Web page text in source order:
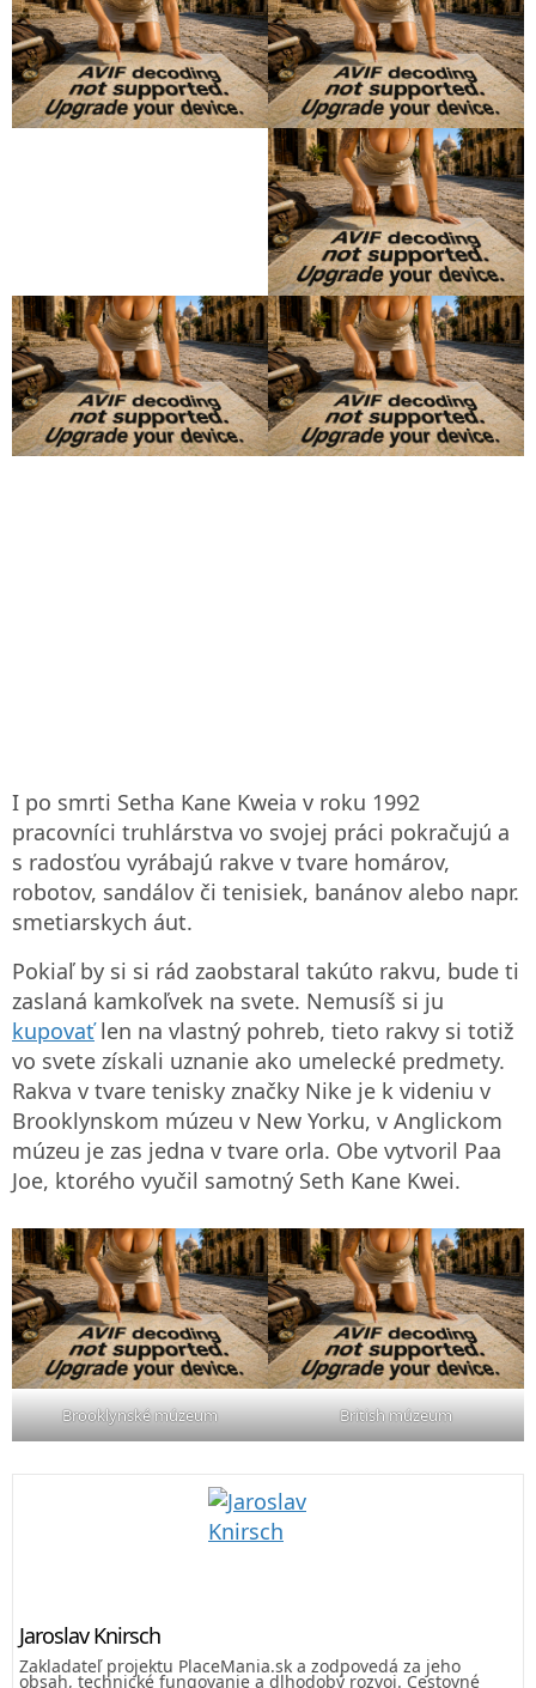
I po smrti Setha Kane Kweia v roku 1992
pracovníci truhlárstva vo svojej práci pokračujú a
s radosťou vyrábajú rakve v tvare homárov,
robotov, sandálov či tenisiek, banánov alebo napr.
smetiarskych áut.
Pokiaľ by si si rád zaobstaral takúto rakvu, bude ti
zaslaná kamkoľvek na svete. Nemusíš si ju
kupovaťlen na vlastný pohreb, tieto rakvy si totiž
vo svete získali uznanie ako umelecké predmety.
Rakva v tvare tenisky značky Nike je k videniu v
Brooklynskom múzeu v New Yorku, v Anglickom
múzeu je zas jedna v tvare orla. Obe vytvoril Paa
Joe, ktorého vyučil samotný Seth Kane Kwei.
Brooklynské múzeum British múzeum
Jaroslav Knirsch
Zakladateľ projektu PlaceMania.sk a zodpovedá za jeho
obsah, technické fungovanie a dlhodobý rozvoj. Cestovné